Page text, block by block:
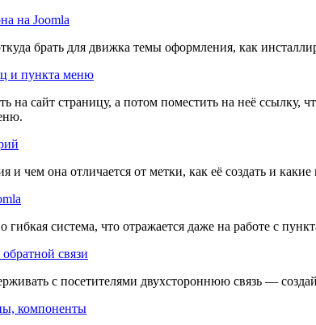
на Joomla
брать для движка темы оформления, как
и пункта меню
на сайт страницу, а потом поместить на неё ссылку,
и чем она отличается от метки, как её создать и
гибкая система, что отражается даже на работе с
связи
с посетителями двухстороннюю связь —
компоненты